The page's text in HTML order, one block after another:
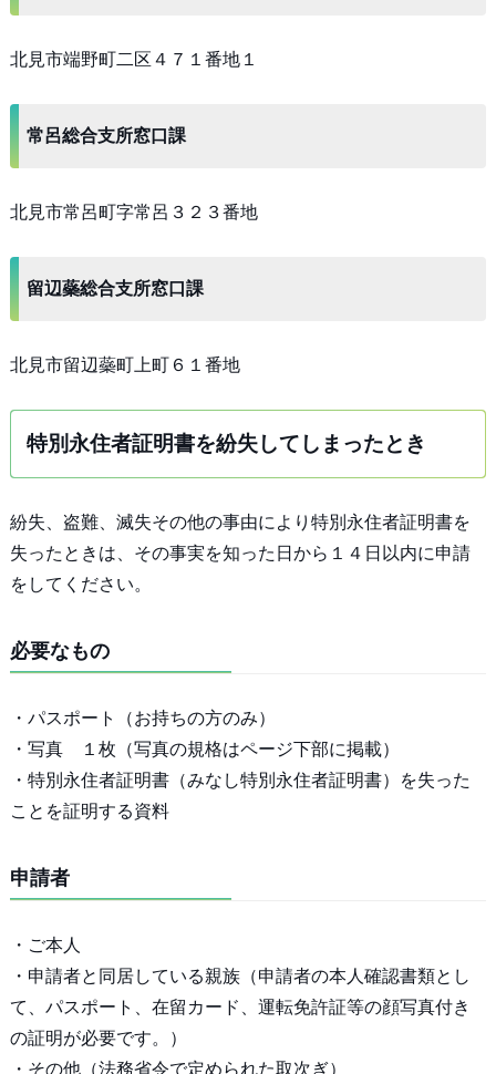
北見市端野町二区４７１番地１
常呂総合支所窓口課
北見市常呂町字常呂３２３番地
留辺蘂総合支所窓口課
北見市留辺蘂町上町６１番地
特別永住者証明書を紛失してしまったとき
紛失、盗難、滅失その他の事由により特別永住者証明書を
失ったときは、その事実を知った日から１４日以内に申請
をしてください。
必要なもの
・パスポート（お持ちの方のみ）
・写真 １枚（写真の規格はページ下部に掲載）
・特別永住者証明書（みなし特別永住者証明書）を失った
ことを証明する資料
申請者
・ご本人
・申請者と同居している親族（申請者の本人確認書類とし
て、パスポート、在留カード、運転免許証等の顔写真付き
の証明が必要です。）
・その他（法務省令で定められた取次ぎ）